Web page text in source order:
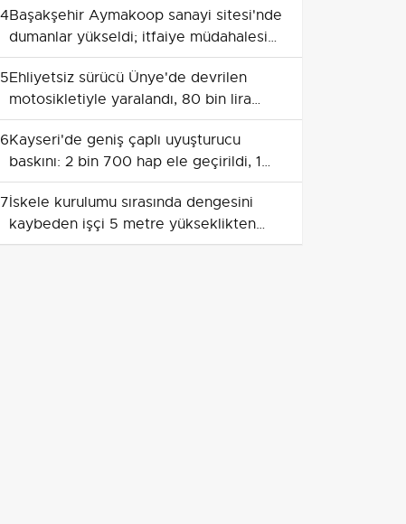
4Başakşehir Aymakoop sanayi sitesi'nde
dumanlar yükseldi; itfaiye müdahalesi
sürüyor
5Ehliyetsiz sürücü Ünye'de devrilen
motosikletiyle yaralandı, 80 bin lira
ceza uygulandı
6Kayseri'de geniş çaplı uyuşturucu
baskını: 2 bin 700 hap ele geçirildi, 1
gözaltı
7İskele kurulumu sırasında dengesini
kaybeden işçi 5 metre yükseklikten
düştü